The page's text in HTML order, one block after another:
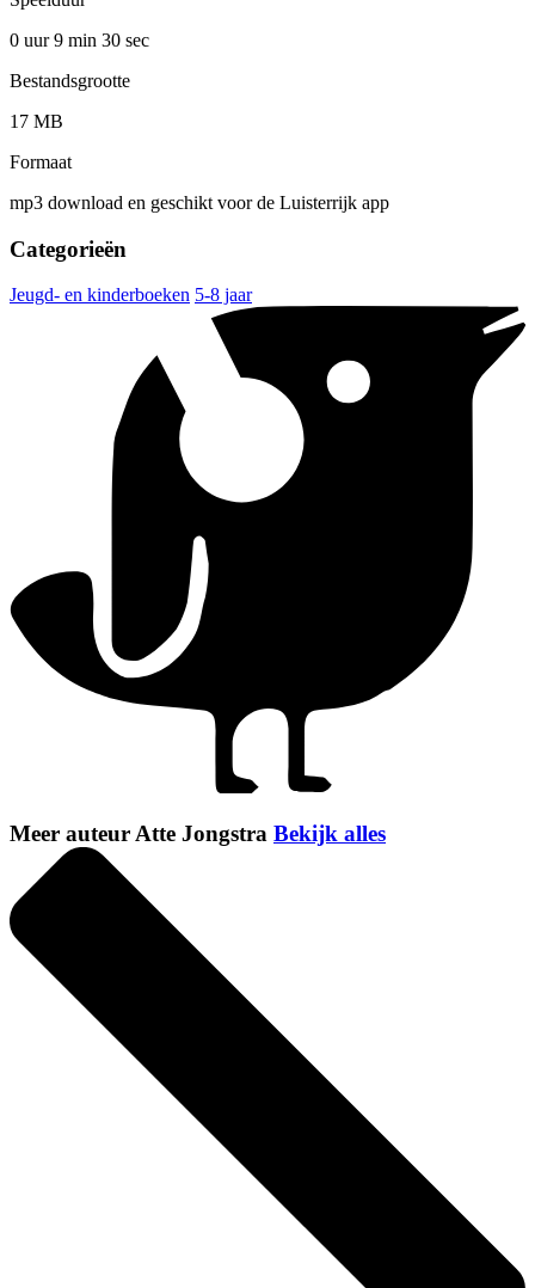
0 uur 9 min 30 sec
Bestandsgrootte
17 MB
Formaat
mp3 download en geschikt voor de Luisterrijk app
Categorieën
Jeugd- en kinderboeken 5-8 jaar
Meer auteur Atte Jongstra Bekijk alles